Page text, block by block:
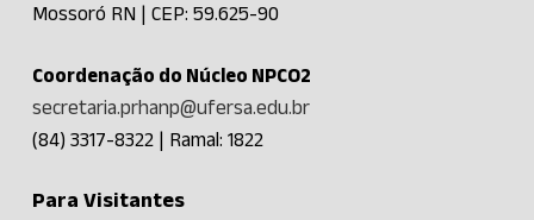
Mossoró RN | CEP: 59.625-90
Coordenação do Núcleo NPCO2
secretaria.prhanp@ufersa.edu.br
(84) 3317-8322 | Ramal: 1822
Para Visitantes